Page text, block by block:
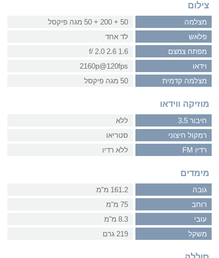
צילום
מצלמה
50 + 200 + 50 מגה פיקסל
פלאש
לד אחד
מפתח צמצם
1.6 2.6 2.0 /f
וידאו
2160p@120fps
מצלמה קדמית
50 מגה פיקסל
מוזיקה ווידאו
חיבור 3.5
ללא
רמקול חיצוני
סטריאו
רדיו FM
ללא רדיו
מימדים
גובה
161.2 מ"מ
רוחב
75 מ"מ
עובי
8.3 מ"מ
משקל
219 גרם